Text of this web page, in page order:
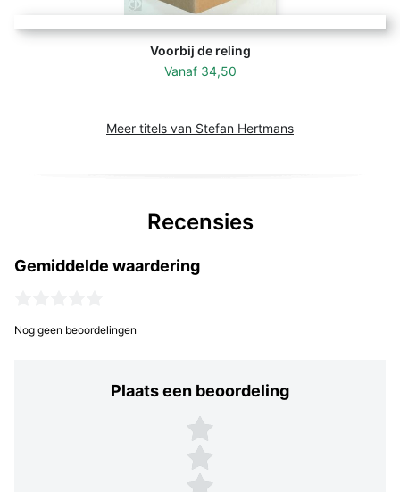
Voorbij de reling
Vanaf 34,50
Meer titels van Stefan Hertmans
Recensies
Gemiddelde waardering
Nog geen beoordelingen
Plaats een beoordeling
Plaats een beoordeling
5 sterren
4 sterren
3 sterren